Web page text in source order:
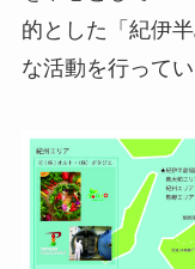
的とした「紀伊
な活動を行ってい